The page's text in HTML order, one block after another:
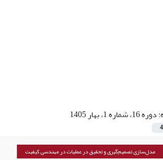
دوره 16، شماره 1، بهار 1405
4
مدل‌سازی تصمیم‌گیری و تحقیق در عملیات در مهندسی کیفیت